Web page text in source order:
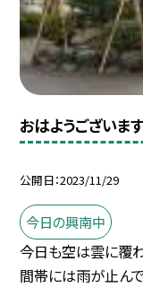
おはようございます
公開日 2023/11/29
今日の興南中
今日も空は雲に覆
間帯には雨が止んで